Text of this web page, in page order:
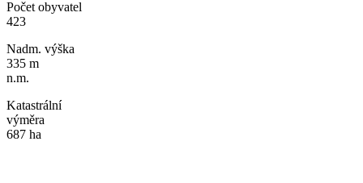
Počet obyvatel
423
Nadm. výška
335 m
n.m.
Katastrální
výměra
687 ha